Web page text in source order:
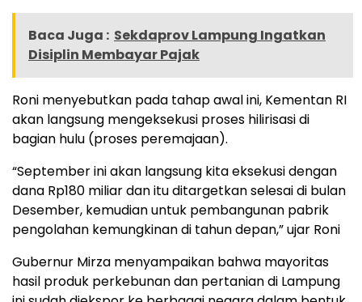
Baca Juga : Sekdaprov Lampung Ingatkan
Disiplin Membayar Pajak
Roni menyebutkan pada tahap awal ini, Kementan RI
akan langsung mengeksekusi proses hilirisasi di
bagian hulu (proses peremajaan).
“September ini akan langsung kita eksekusi dengan
dana Rp180 miliar dan itu ditargetkan selesai di bulan
Desember, kemudian untuk pembangunan pabrik
pengolahan kemungkinan di tahun depan,” ujar Roni
Gubernur Mirza menyampaikan bahwa mayoritas
hasil produk perkebunan dan pertanian di Lampung